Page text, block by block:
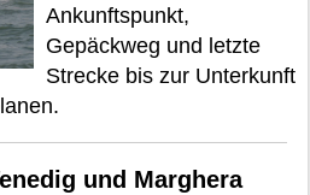
Ankunftspunkt,
Gepäckweg und letzte
Strecke bis zur Unterkunft
und Marghera